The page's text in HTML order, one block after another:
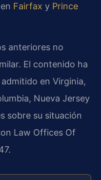
Fairfax y Prince
anteriores no
El contenido ha
en Virginia,
Nueva Jersey
sobre su situación
Law Offices Of